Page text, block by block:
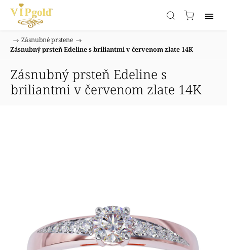
Domov
/ Zásnubné prstene /
Zásnubný prsteň Edeline s briliantmi v červenom zlate 14K
Zásnubný prsteň Edeline s
briliantmi v červenom zlate 14K